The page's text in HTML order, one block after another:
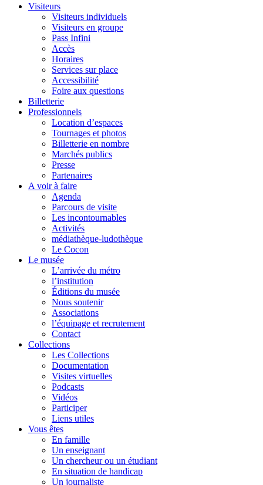
Visiteurs
Visiteurs individuels
Visiteurs en groupe
Pass Infini
Accès
Horaires
Services sur place
Accessibilité
Foire aux questions
Billetterie
Professionnels
Location d’espaces
Tournages et photos
Billetterie en nombre
Marchés publics
Presse
Partenaires
A voir à faire
Agenda
Parcours de visite
Les incontournables
Activités
médiathèque-ludothèque
Le Cocon
Le musée
L’arrivée du métro
l’institution
Éditions du musée
Nous soutenir
Associations
l’équipage et recrutement
Contact
Collections
Les Collections
Documentation
Visites virtuelles
Podcasts
Vidéos
Participer
Liens utiles
Vous êtes
En famille
Un enseignant
Un chercheur ou un étudiant
En situation de handicap
Un journaliste